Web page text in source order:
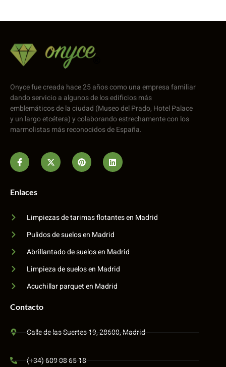
Onyce fue creada hace 25 años como una empresa familiar
dando servicio a algunos de los edificios más
emblemáticos de la ciudad (Museo del Prado, Hotel Palace
y un largo etcétera) y colaborando estrechamente con los
marmolistas más reconocidos de España.
Enlaces
Limpiezas de tarimas flotantes en Madrid
Pulidos de suelos en Madrid
Abrillantado de suelos en Madrid
Limpieza de suelos en Madrid
Acuchillar parquet en Madrid
Contacto
Calle de las Suertes 19, 28600, Madrid
(+34) 609 08 65 18